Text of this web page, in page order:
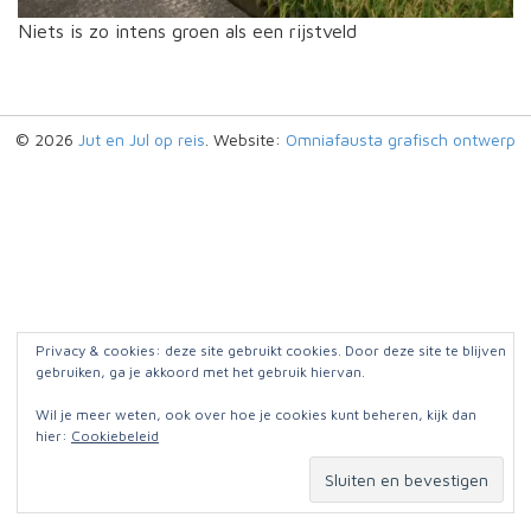
Niets is zo intens groen als een rijstveld
© 2026 Jut en Jul op reis . Website: Omniafausta grafisch ontwerp
Privacy & cookies: deze site gebruikt cookies. Door deze site te blijven
gebruiken, ga je akkoord met het gebruik hiervan.
Wil je meer weten, ook over hoe je cookies kunt beheren, kijk dan
hier: Cookiebeleid